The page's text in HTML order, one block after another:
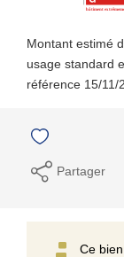
Montant estimé
usage standard
référence 15/11/
Partager
Ce